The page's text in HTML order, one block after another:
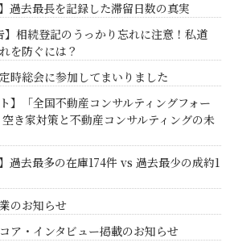
過去最長を記録した滞留日数の真実
】相続登記のうっかり忘れに注意！私道
を防ぐには？
時総会に参加してまいりました
】「全国不動産コンサルティングフォー
き家対策と不動産コンサルティングの未
過去最多の在庫174件 vs 過去最少の成約1
のお知らせ
ア・インタビュー掲載のお知らせ